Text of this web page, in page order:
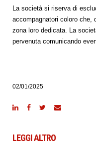
La società si riserva di
accompagnatori coloro che,
zona loro dedicata. La
pervenuta comunicando
02/01/2025
LEGGI ALTRO